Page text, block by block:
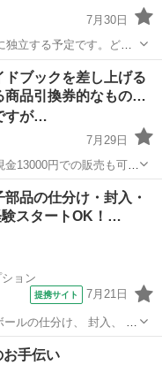
7月30日
立する予定です。どな
ませんか。よろしくお願
/助けて 台車
ブックを差し上げる
商品引換券的なもの…
すが…
7月29日
13000円での販売も可能
トのため、好きなピアノ
車
品の仕分け・封入・
スタートOK！…
ョン
提携サイト 7月21日
ルの仕分け、 封入、 運
っているので、 仕分けや
品や半導体装置部品 。
お手伝い